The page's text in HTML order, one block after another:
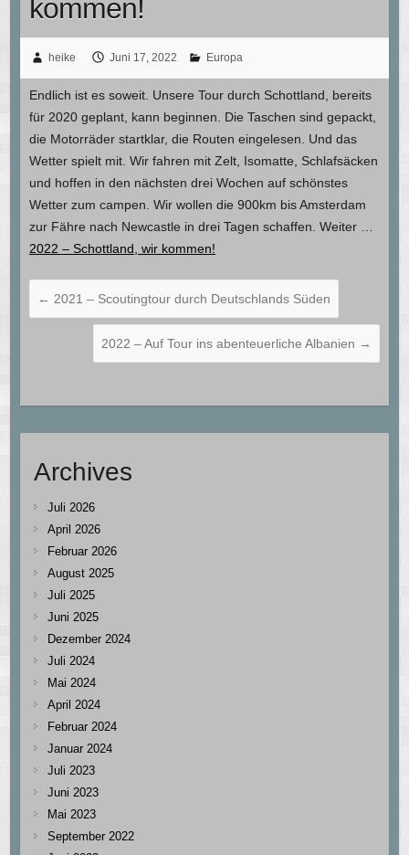
kommen!
heike Juni 17, 2022 Europa
Endlich ist es soweit. Unsere Tour durch Schottland, bereits
für 2020 geplant, kann beginnen. Die Taschen sind gepackt,
die Motorräder startklar, die Routen eingelesen. Und das
Wetter spielt mit. Wir fahren mit Zelt, Isomatte, Schlafsäcken
und hoffen in den nächsten drei Wochen auf schönstes
Wetter zum campen. Wir wollen die 900km bis Amsterdam
zur Fähre nach Newcastle in drei Tagen schaffen. Weiter …
2022 – Schottland, wir kommen!
← 2021 – Scoutingtour durch Deutschlands Süden
2022 – Auf Tour ins abenteuerliche Albanien →
Archives
Juli 2026
April 2026
Februar 2026
August 2025
Juli 2025
Juni 2025
Dezember 2024
Juli 2024
Mai 2024
April 2024
Februar 2024
Januar 2024
Juli 2023
Juni 2023
Mai 2023
September 2022